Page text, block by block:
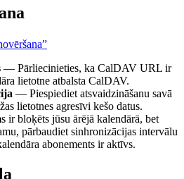
— Pārliecinieties, ka CalDAV URL ir
lietotne atbalsta CalDAV.
— Piespiediet atsvaidzināšanu savā
lietotnes agresīvi kešo datus.
ir bloķēts jūsu ārējā kalendārā, bet
pārbaudiet sinhronizācijas intervālu
abonements ir aktīvs.